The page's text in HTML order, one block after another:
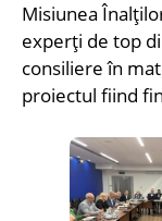
Misiunea
experți de top
consiliere în
proiectul fiind